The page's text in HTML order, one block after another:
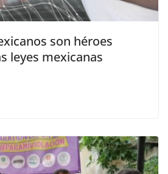
son héroes
leyes mexicanas